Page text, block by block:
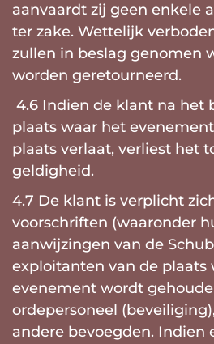
aanvaardt zij geen enkele
ter zake. Wettelijk
zullen in beslag genomen
worden geretourneerd.
4.6 Indien de klant na het
plaats waar het
plaats verlaat, verliest het
geldigheid.
4.7 De klant is verplicht
voorschriften (waaronder
aanwijzingen van de
exploitanten van de plaats
evenement wordt
ordepersoneel
andere bevoegden. Indien